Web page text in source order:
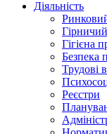
Діяльність
Гігієна
Безпека
Трудові
Реєстри